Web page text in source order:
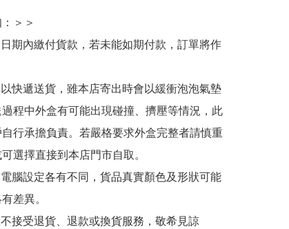
＞＞
期內繳付貨款，若未能如期付款，訂單將作
快遞送貨，雖本店寄出時會以緩衝泡泡氣墊
程中外盒有可能出現碰撞、擠壓等情況，此
行承擔負責。若嚴格要求外盒完整者請慎重
選擇直接到本店門市自取。
腦設定各有不同，貨品真實顏色及形狀可能
差異。
接受退貨、退款或換貨服務，敬希見諒